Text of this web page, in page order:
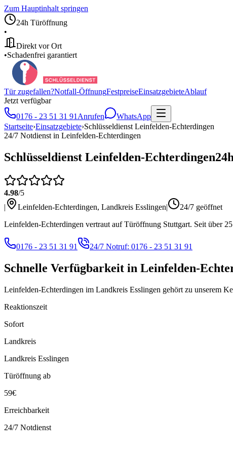
Zum Hauptinhalt springen
24h Türöffnung
•
Direkt vor Ort
•Schadenfrei garantiert
Tür zugefallen?Notfall-ÖffnungFestpreiseEinsatzgebieteAblauf
Jetzt verfügbar
0176 - 23 51 31 91 Anrufen
WhatsApp
Startseite›Einsatzgebiete›Schlüsseldienst Leinfelden-Echterdingen
24/7 Notdienst in Leinfelden-Echterdingen
Schlüsseldienst Leinfelden-Echterdingen
4.98/5
|
Leinfelden-Echterdingen, Landkreis Esslingen|
24/7 geöffnet
Leinfelden-Echterdingen vertraut auf Türöffnung Stuttgart. Seit über
0176 - 23 51 31 91 24/7 Notruf: 0176 - 23 51 31 91
Schnelle Verfügbarkeit in Leinfelden-
Leinfelden-Echterdingen im Landkreis Esslingen gehört zu unserem
Reaktionszeit
Sofort
Landkreis
Landkreis Esslingen
Türöffnung ab
59€
Erreichbarkeit
24/7 Notdienst